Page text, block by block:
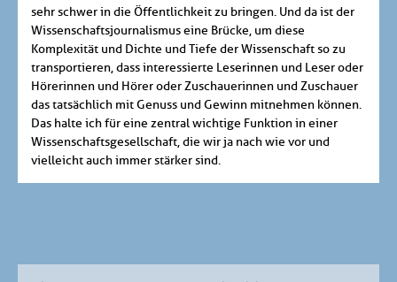
sehr schwer in die Öffentlichkeit zu bringen. Und da ist der
Wissenschaftsjournalismus eine Brücke, um diese
Komplexität und Dichte und Tiefe der Wissenschaft so zu
transportieren, dass interessierte Leserinnen und Leser oder
Hörerinnen und Hörer oder Zuschauerinnen und Zuschauer
das tatsächlich mit Genuss und Gewinn mitnehmen können.
Das halte ich für eine zentral wichtige Funktion in einer
Wissenschaftsgesellschaft, die wir ja nach wie vor und
vielleicht auch immer stärker sind.